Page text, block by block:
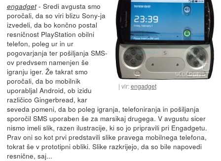
vir:engadget
engadget- Sredi avgusta smo
poročali, da so viri blizu Sony-ja
izvedeli, da bo končno postal
resničnost PlayStation obilni
telefon, poleg ur in ur
pogovarjanja ter pošiljanja SMS-
ov predvsem namenjen še
igranju iger. Že takrat smo
poročali, da bo mobilnik
uporabljal Android, ob izidu
različico Gingerbread, kar
seveda pomeni, da bo poleg igranja, telefoniranja in pošiljanja
sporočil SMS uporaben še za marsikaj drugega. V avgustu sicer
nismo imeli slik, razen ilustracije, ki so jo pripravili pri Engadgetu.
Prav oni so kot prvi predstavili slike pravega mobilnega telefona,
tokrat še v prototipni obliki. Slike razkrijejo, da so bile napovedi
resnične, saj...